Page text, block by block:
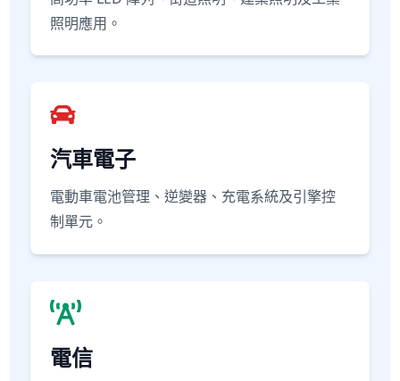
照明應用。
汽車電子
電動車電池管理、逆變器、充電系統及引擎控
制單元。
電信